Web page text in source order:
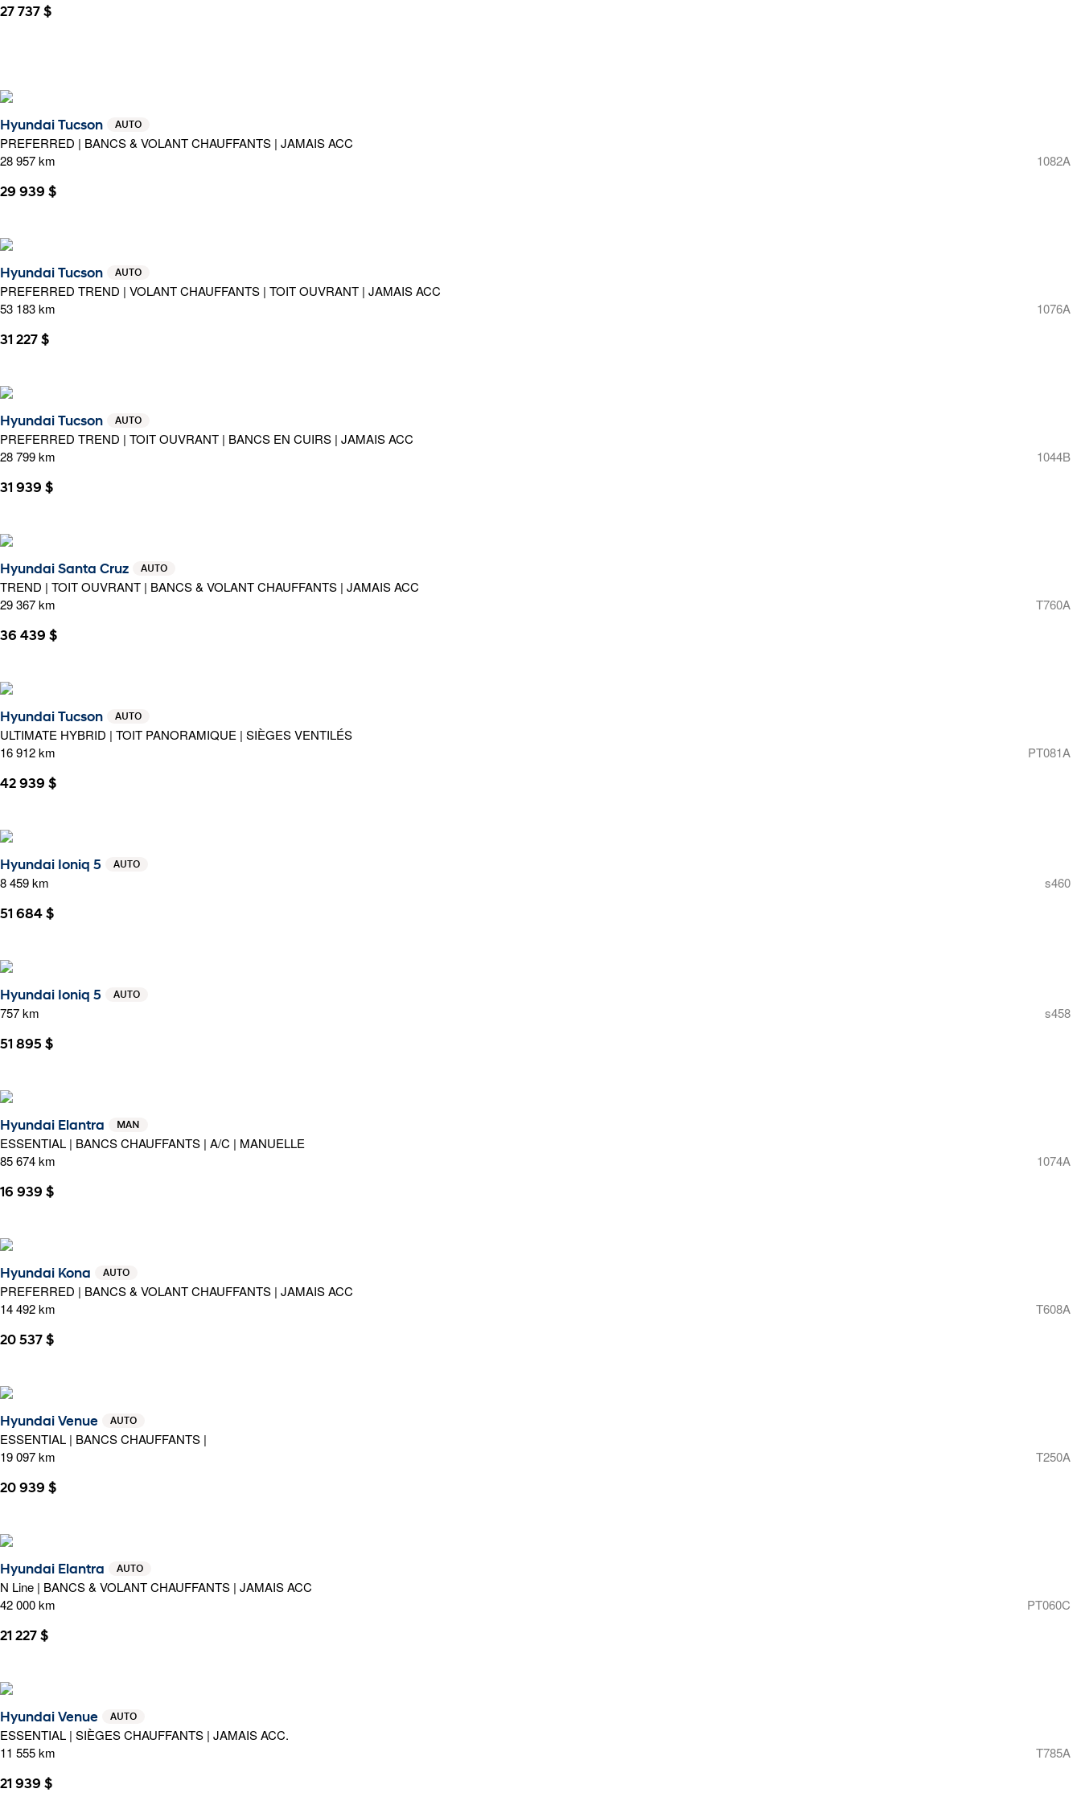
27 737 $
Hyundai Tucson AUTO
PREFERRED | BANCS & VOLANT CHAUFFANTS | JAMAIS ACC
28 957 km
1082A
29 939 $
Hyundai Tucson AUTO
PREFERRED TREND | VOLANT CHAUFFANTS | TOIT OUVRANT | JAMAIS ACC
53 183 km
1076A
31 227 $
Hyundai Tucson AUTO
PREFERRED TREND | TOIT OUVRANT | BANCS EN CUIRS | JAMAIS ACC
28 799 km
1044B
31 939 $
Hyundai Santa Cruz AUTO
TREND | TOIT OUVRANT | BANCS & VOLANT CHAUFFANTS | JAMAIS ACC
29 367 km
T760A
36 439 $
Hyundai Tucson AUTO
ULTIMATE HYBRID | TOIT PANORAMIQUE | SIÈGES VENTILÉS
16 912 km
PT081A
42 939 $
Hyundai Ioniq 5 AUTO
8 459 km
s460
51 684 $
Hyundai Ioniq 5 AUTO
757 km
s458
51 895 $
Hyundai Elantra MAN
ESSENTIAL | BANCS CHAUFFANTS | A/C | MANUELLE
85 674 km
1074A
16 939 $
Hyundai Kona AUTO
PREFERRED | BANCS & VOLANT CHAUFFANTS | JAMAIS ACC
14 492 km
T608A
20 537 $
Hyundai Venue AUTO
ESSENTIAL | BANCS CHAUFFANTS |
19 097 km
T250A
20 939 $
Hyundai Elantra AUTO
N Line | BANCS & VOLANT CHAUFFANTS | JAMAIS ACC
42 000 km
PT060C
21 227 $
Hyundai Venue AUTO
ESSENTIAL | SIÈGES CHAUFFANTS | JAMAIS ACC.
11 555 km
T785A
21 939 $